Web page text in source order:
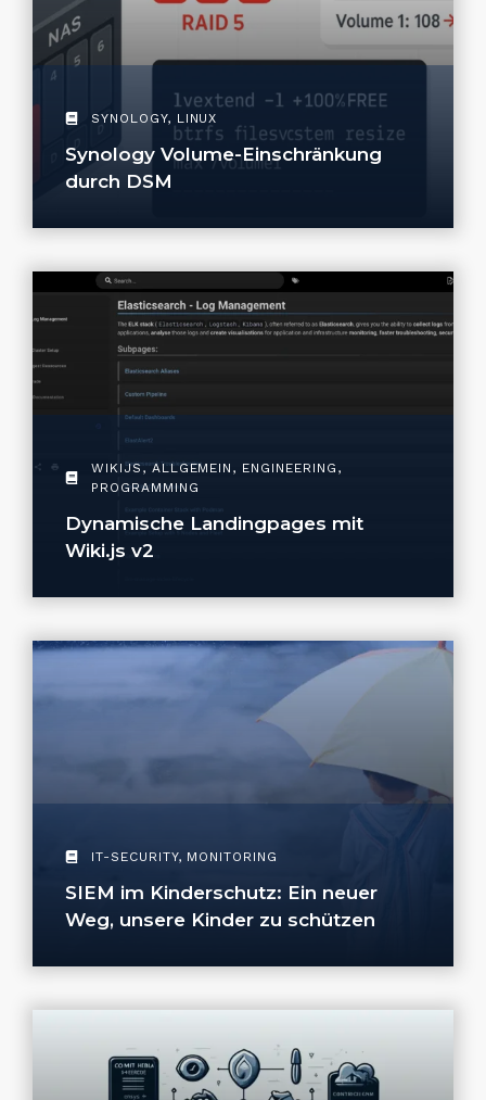
SYNOLOGY, LINUX
Synology Volume-Einschränkung
durch DSM
WIKIJS,ALLGEMEIN , ENGINEERING ,
PROGRAMMING
Dynamische Landingpages mit
Wiki.js v2
IT-SECURITY, MONITORING
SIEM im Kinderschutz: Ein neuer
Weg, unsere Kinder zu schützen